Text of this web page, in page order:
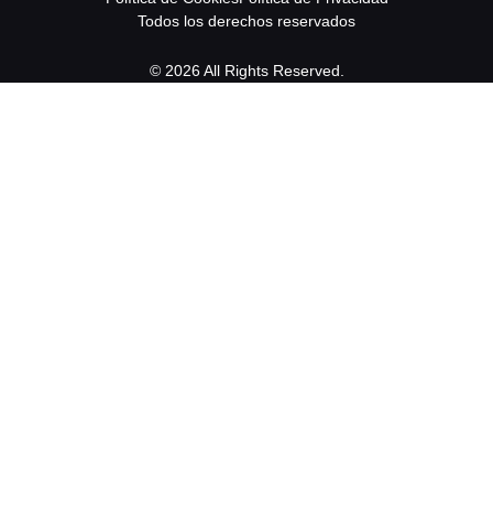
Todos los derechos reservados
© 2026 All Rights Reserved.